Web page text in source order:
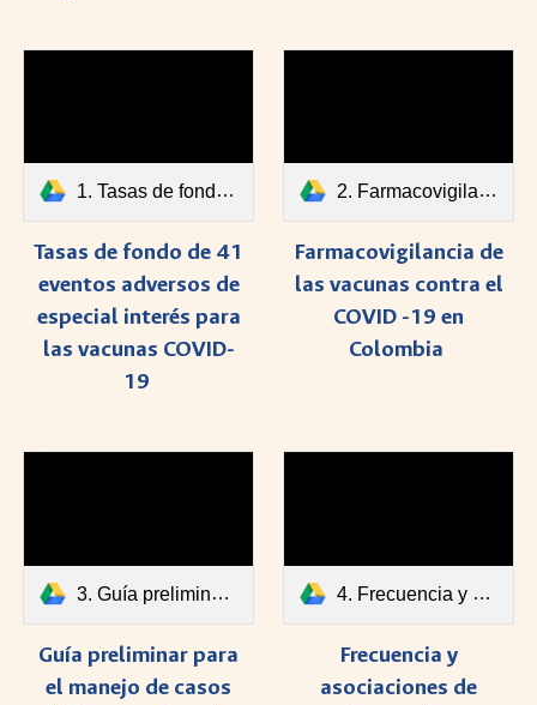
1. Tasas de fondo de 41 eventos adversos de especial interés para las vacunas COVID-19.pdf
Tasas de fondo de 41
eventos adversos de
especial interés para
las vacunas COVID-
19
2. Farmacovigilancia de las vacunas contra el COVID -19 en Colombia..pdf
Farmacovigilancia de
las vacunas contra el
COVID -19 en
Colombia
3. Guía preliminar para el manejo de casos clínicos de STT posterior a la vacunación para prevenir COVID-19.pdf
Guía preliminar para
el manejo de casos
4. Frecuencia y asociaciones de reacciones adversas a vacunas COVID-19 notificadas en la Unión Europea y Estados Unidos.pdf
Frecuencia y
asociaciones de